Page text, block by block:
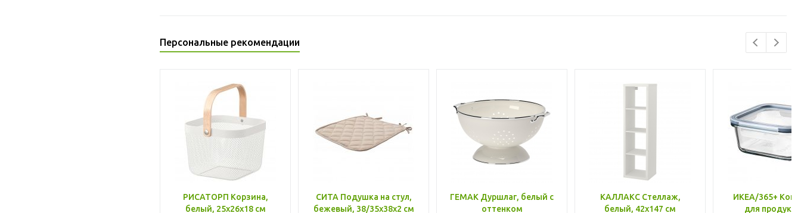
Персональные рекомендации
РИСАТОРП Корзина,
белый, 25x26x18 см
СИТА Подушка на стул,
бежевый, 38/35x38x2 см
ГЕМАК Дуршлаг, белый с
оттенком
КАЛЛАКС Стеллаж,
белый, 42x147 см
ИКЕА/365+
для